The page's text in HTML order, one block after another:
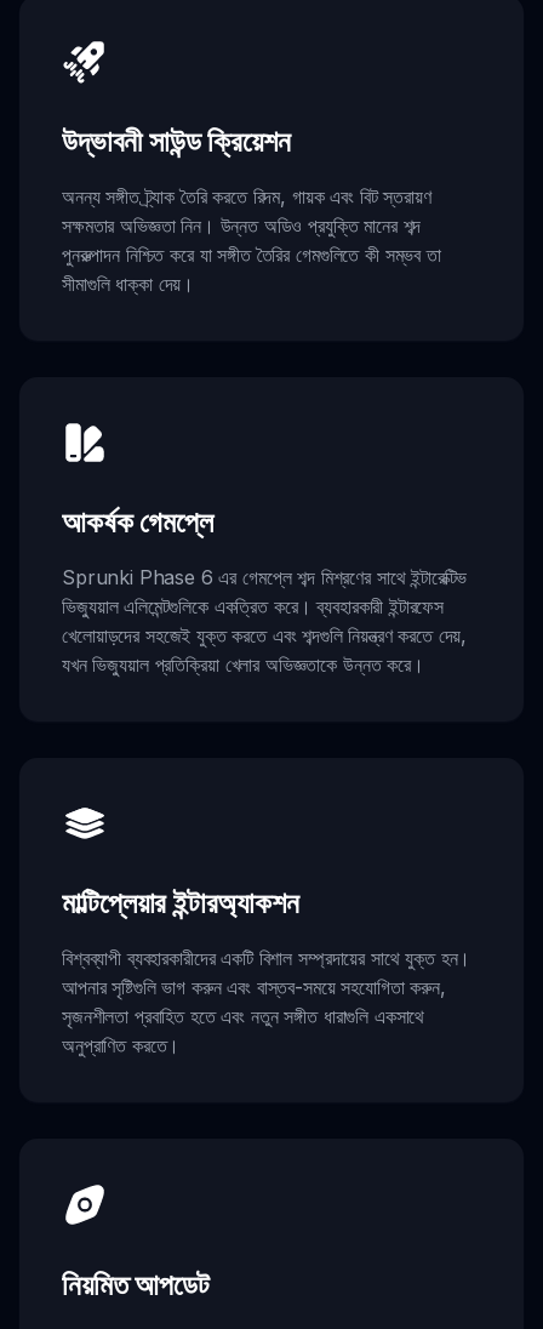
উদ্ভাবনী সাউন্ড ক্রিয়েশন
অনন্য সঙ্গীত ট্র্যাক তৈরি করতে রিদম, গায়ক এবং বিট স্তরায়ণ
সক্ষমতার অভিজ্ঞতা নিন। উন্নত অডিও প্রযুক্তি মানের শব্দ
পুনরুত্পাদন নিশ্চিত করে যা সঙ্গীত তৈরির গেমগুলিতে কী সম্ভব তা
সীমাগুলি ধাক্কা দেয়।
আকর্ষক গেমপ্লে
Sprunki Phase 6 এর গেমপ্লে শব্দ মিশ্রণের সাথে ইন্টারেক্টিভ
ভিজ্যুয়াল এলিমেন্টগুলিকে একত্রিত করে। ব্যবহারকারী ইন্টারফেস
খেলোয়াড়দের সহজেই যুক্ত করতে এবং শব্দগুলি নিয়ন্ত্রণ করতে দেয়,
যখন ভিজ্যুয়াল প্রতিক্রিয়া খেলার অভিজ্ঞতাকে উন্নত করে।
মাল্টিপ্লেয়ার ইন্টারঅ্যাকশন
বিশ্বব্যাপী ব্যবহারকারীদের একটি বিশাল সম্প্রদায়ের সাথে যুক্ত হন।
আপনার সৃষ্টিগুলি ভাগ করুন এবং বাস্তব-সময়ে সহযোগিতা করুন,
সৃজনশীলতা প্রবাহিত হতে এবং নতুন সঙ্গীত ধারাগুলি একসাথে
অনুপ্রাণিত করতে।
নিয়মিত আপডেট